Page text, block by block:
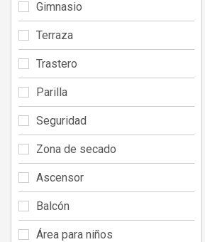
Gimnasio
Terraza
Trastero
Parilla
Seguridad
Zona de secado
Ascensor
Balcón
Área para niños